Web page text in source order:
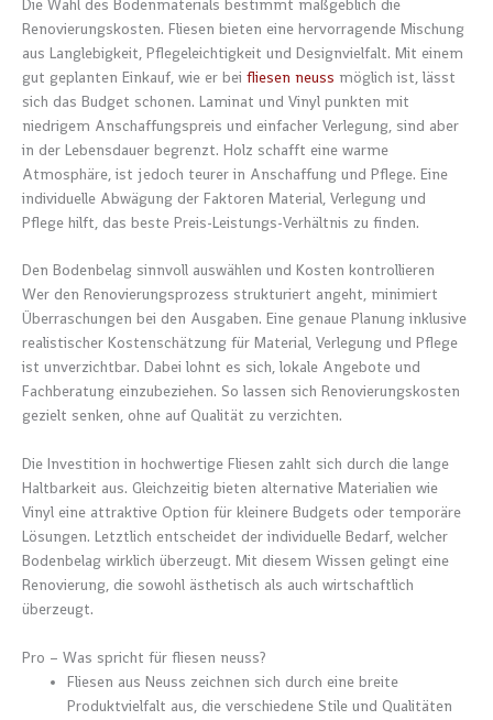
Die Wahl des Bodenmaterials bestimmt maßgeblich die
Renovierungskosten. Fliesen bieten eine hervorragende Mischung
aus Langlebigkeit, Pflegeleichtigkeit und Designvielfalt. Mit einem
gut geplanten Einkauf, wie er bei fliesen neuss möglich ist, lässt
sich das Budget schonen. Laminat und Vinyl punkten mit
niedrigem Anschaffungspreis und einfacher Verlegung, sind aber
in der Lebensdauer begrenzt. Holz schafft eine warme
Atmosphäre, ist jedoch teurer in Anschaffung und Pflege. Eine
individuelle Abwägung der Faktoren Material, Verlegung und
Pflege hilft, das beste Preis-Leistungs-Verhältnis zu finden.
Den Bodenbelag sinnvoll auswählen und Kosten kontrollieren
Wer den Renovierungsprozess strukturiert angeht, minimiert
Überraschungen bei den Ausgaben. Eine genaue Planung inklusive
realistischer Kostenschätzung für Material, Verlegung und Pflege
ist unverzichtbar. Dabei lohnt es sich, lokale Angebote und
Fachberatung einzubeziehen. So lassen sich Renovierungskosten
gezielt senken, ohne auf Qualität zu verzichten.
Die Investition in hochwertige Fliesen zahlt sich durch die lange
Haltbarkeit aus. Gleichzeitig bieten alternative Materialien wie
Vinyl eine attraktive Option für kleinere Budgets oder temporäre
Lösungen. Letztlich entscheidet der individuelle Bedarf, welcher
Bodenbelag wirklich überzeugt. Mit diesem Wissen gelingt eine
Renovierung, die sowohl ästhetisch als auch wirtschaftlich
überzeugt.
Pro – Was spricht für fliesen neuss?
Fliesen aus Neuss zeichnen sich durch eine breite
Produktvielfalt aus, die verschiedene Stile und Qualitäten